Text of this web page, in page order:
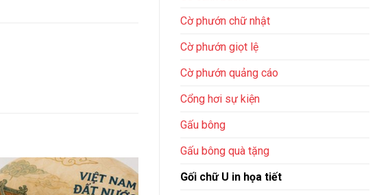
Cờ phướn chữ nhật
Cờ phướn giọt lệ
Cờ phướn quảng cáo
Cổng hơi sự kiện
Gấu bông
Gấu bông quà tặng
Gối chữ U in họa tiết